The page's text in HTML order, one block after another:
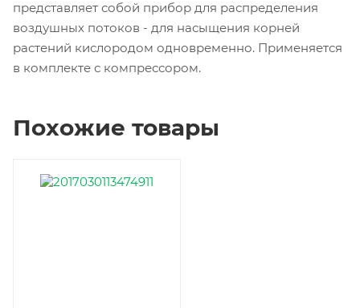
представляет собой прибор для распределения
воздушных потоков - для насыщения корней
растений кислородом одновременно. Применяется
в комплекте с компрессором.
Похожие товары